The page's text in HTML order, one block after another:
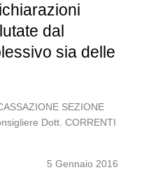
dal
sia delle
SEZIONE
Dott. CORRENTI
5 Gennaio 2016